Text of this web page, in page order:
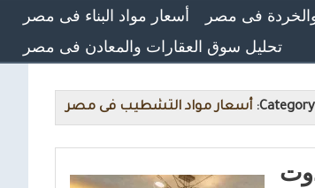
أسعار مواد البناء فى مصر فى مصر
تحليل سوق العقارات والمعادن فى مصر
أسعار مواد التشطيب فى مصر